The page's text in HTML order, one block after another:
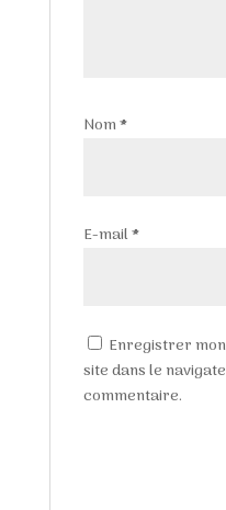
Nom*
E-mail*
Enregistrer
site dans le
commentaire.